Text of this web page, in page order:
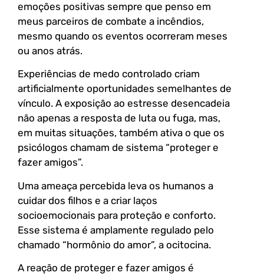
emoções positivas sempre que penso em
meus parceiros de combate a incêndios,
mesmo quando os eventos ocorreram meses
ou anos atrás.
Experiências de medo controlado criam
artificialmente oportunidades semelhantes de
vínculo. A exposição ao estresse desencadeia
não apenas a resposta de luta ou fuga, mas,
em muitas situações, também ativa o que os
psicólogos chamam de sistema “proteger e
fazer amigos”.
Uma ameaça percebida leva os humanos a
cuidar dos filhos e a criar laços
socioemocionais para proteção e conforto.
Esse sistema é amplamente regulado pelo
chamado “hormônio do amor”, a ocitocina.
A reação de proteger e fazer amigos é